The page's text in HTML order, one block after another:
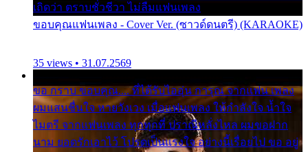
เถิดว่า ตราบชั่วชีวา ไม่ลืมแฟนเพลง
ขอบคุณแฟนเพลง - Cover Ver. (ซาวด์ดนตรี) (KARAOKE)
35 views • 31.07.2569
ขอ กราบ ขอบคุณ.... ที่ได้รับไออุ่น การุณ จากแฟน เพลง
ผมแสนชื่นใจ หายวังเวง เมื่อแฟนเพลง ให้กำลังใจ น้ำใจ
ไมตรี จากแฟนเพลง ทุกทุกที่ ปราณีหลั่งไหล ผมขอฝาก
นาม ยอดรักเอาไว้ โปรดเป็นแรงใจ อย่างนี้เรื่อยไป ขอ อยู่